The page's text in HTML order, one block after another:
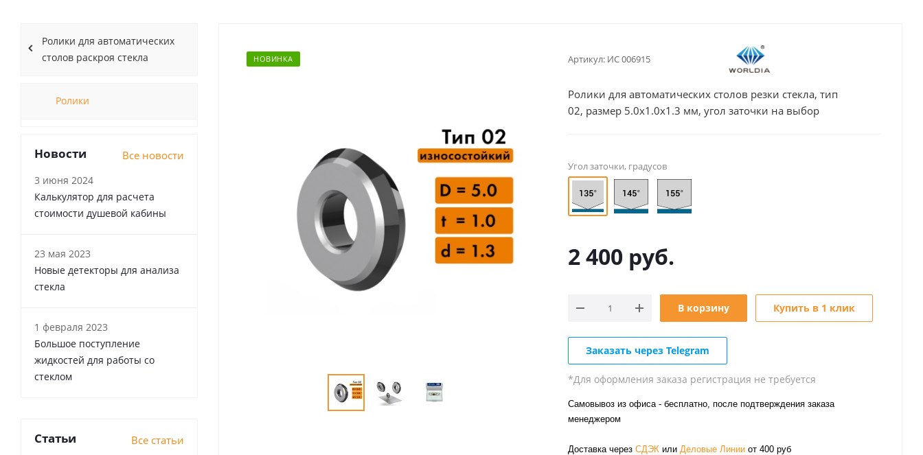
НОВИНКА Артикул: ИС 006915
Ролики для автоматических столов резки стекла, тип
02, размер 5.0х1.0х1.3 мм, угол заточки на выбор
Угол заточки, градусов
2 400 руб.
В корзину Купить в 1 клик
Заказать через Telegram
*Для оформления заказа регистрация не требуется
Самовывоз из офиса - бесплатно, после подтверждения заказа
менеджером
Доставка через СДЭК или Деловые Линии от 400 руб
Ролики для автоматических
столов раскроя стекла
Ролики
Новости Все новости
3 июня 2024
Калькулятор для расчета
стоимости душевой кабины
23 мая 2023
Новые детекторы для анализа
стекла
1 февраля 2023
Большое поступление
жидкостей для работы со
стеклом
Статьи Все статьи